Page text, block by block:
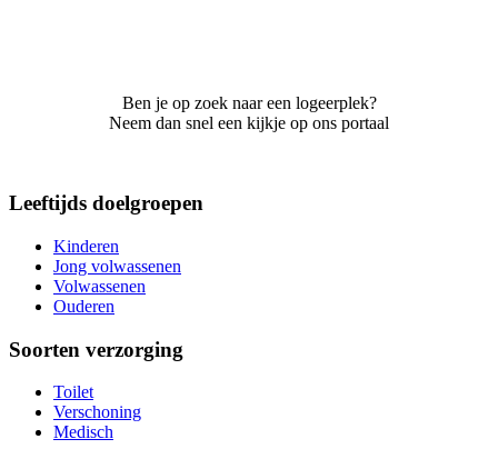
Ben je op zoek naar een logeerplek?
Neem dan snel een kijkje op ons portaal
Leeftijds doelgroepen
Kinderen
Jong volwassenen
Volwassenen
Ouderen
Soorten verzorging
Toilet
Verschoning
Medisch